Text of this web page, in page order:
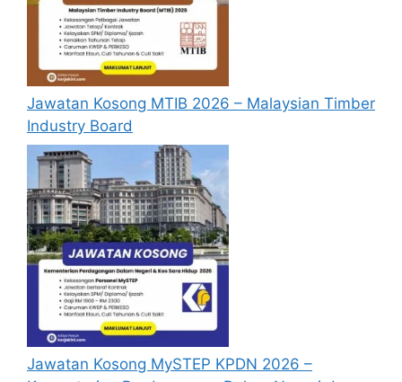
pastikan andalogin/register
mengisi segala maklumat yang diminta
dengan lengkap dan tepat.
Perlu diingatkan, hanya pemohon yang
layak sahaja akan dipanggil ke
temuduga. Sila lengkapkan dan
kemaskini maklumat anda yang telah
didaftarkan. Permohonan yang tidak
menerima sebarang jawapan selepas
bulandari tarikh iklan ditutup hendaklah
menganggap permohonan mereka tidak
berjaya.
Mohon Online
Jawatan Kosong MTIB 2026 – Malaysian Timber
Industry Board
Jawatan Kosong MySTEP KPDN 2026 –